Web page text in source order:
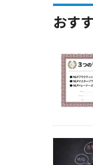
おす